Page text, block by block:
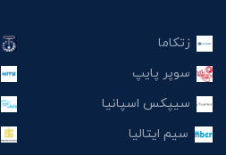
زتکاما
سوپر پایپ
سیپکس اسپانیا
سیم ایتالیا